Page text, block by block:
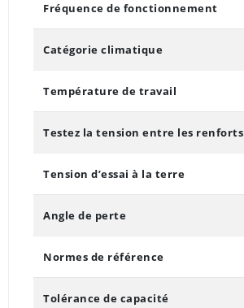
Fréquence de fonctionnement
Catégorie climatique
Température de travail
Testez la tension entre les renforts
Tension d’essai à la terre
Angle de perte
Normes de référence
Tolérance de capacité